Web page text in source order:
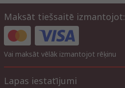
Maksāt tiešsaitē izmantojot:
Vai maksāt vēlāk izmantojot rēķinu
Lapas iestatījumi